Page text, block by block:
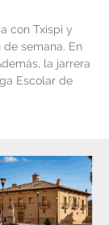
con Txispi y
semana. En
la jarrera
Escolar de